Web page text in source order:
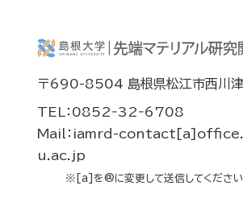
〒690-8504 島根県松江市西川
TEL：0852‐32‐6708
Mail：iamrd-
u.ac.jp
※[a]を@に変更して送信してください